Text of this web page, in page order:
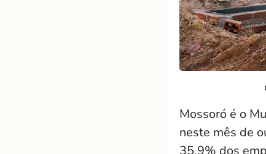
Mossoró é o
neste mês de
35,9% dos